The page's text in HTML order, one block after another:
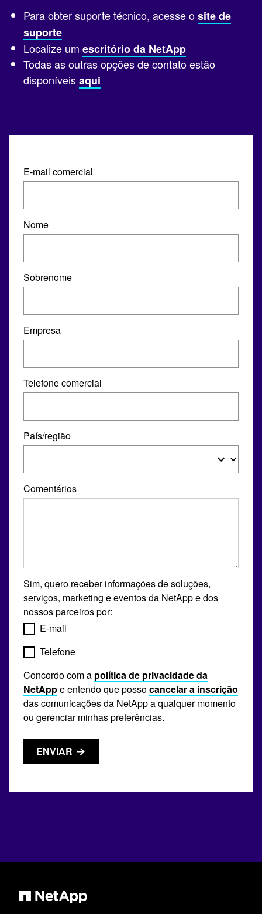
Para obter suporte técnico, acesse osite de
suporte
Localize um escritório da NetApp
Todas as outras opções de contato estão
disponíveisaqui
E-mail comercial
Nome
Sobrenome
Empresa
Telefone comercial
País/região
Comentários
Sim, quero receber informações de soluções,
serviços, marketing e eventos da NetApp e dos
nossos parceiros por:
E-mail
Telefone
Concordo com a política de privacidade da
NetAppe entendo que possocancelar a inscrição
das comunicações da NetApp a qualquer momento
ou gerenciar minhas preferências.
ENVIAR